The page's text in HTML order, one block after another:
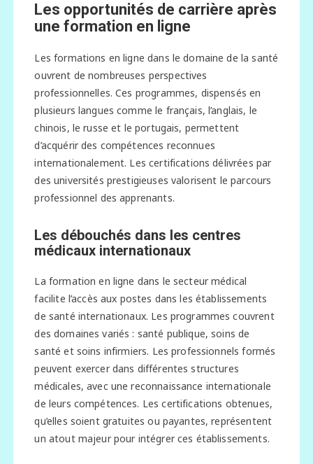
Les opportunités de carrière après
une formation en ligne
Les formations en ligne dans le domaine de la santé
ouvrent de nombreuses perspectives
professionnelles. Ces programmes, dispensés en
plusieurs langues comme le français, l’anglais, le
chinois, le russe et le portugais, permettent
d’acquérir des compétences reconnues
internationalement. Les certifications délivrées par
des universités prestigieuses valorisent le parcours
professionnel des apprenants.
Les débouchés dans les centres
médicaux internationaux
La formation en ligne dans le secteur médical
facilite l’accès aux postes dans les établissements
de santé internationaux. Les programmes couvrent
des domaines variés : santé publique, soins de
santé et soins infirmiers. Les professionnels formés
peuvent exercer dans différentes structures
médicales, avec une reconnaissance internationale
de leurs compétences. Les certifications obtenues,
qu’elles soient gratuites ou payantes, représentent
un atout majeur pour intégrer ces établissements.